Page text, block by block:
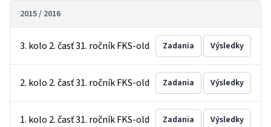
2015 / 2016
3. kolo 2. časť 31. ročník FKS-old Zadania Výsledky
2. kolo 2. časť 31. ročník FKS-old Zadania Výsledky
1. kolo 2. časť 31. ročník FKS-old Zadania Výsledky